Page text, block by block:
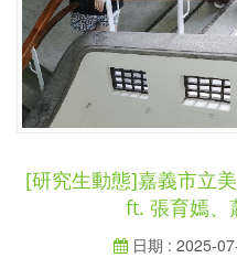
[研究生動態]嘉義市立
ft. 張育嫣、
日期 : 2025-